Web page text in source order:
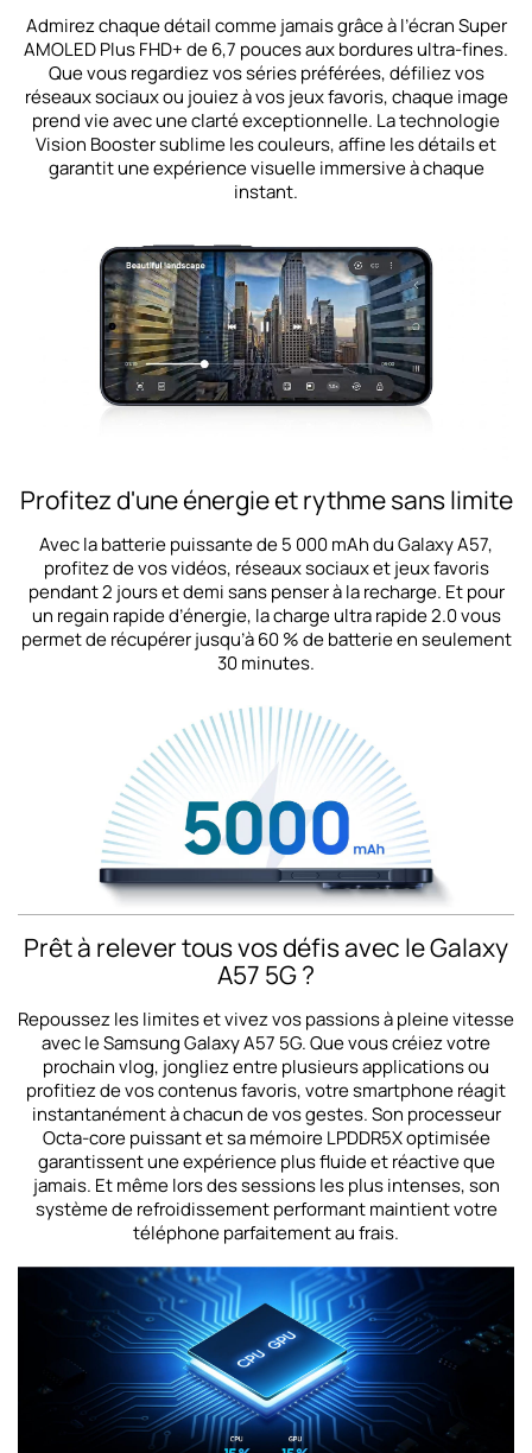
Admirez chaque détail comme jamais grâce à l’écran Super
AMOLED Plus FHD+ de 6,7 pouces aux bordures ultra-fines.
Que vous regardiez vos séries préférées, défiliez vos
réseaux sociaux ou jouiez à vos jeux favoris, chaque image
prend vie avec une clarté exceptionnelle. La technologie
Vision Booster sublime les couleurs, affine les détails et
garantit une expérience visuelle immersive à chaque
instant.
Profitez d'une énergie et rythme sans limite
Avec la batterie puissante de 5 000 mAh du Galaxy A57,
profitez de vos vidéos, réseaux sociaux et jeux favoris
pendant 2 jours et demi sans penser à la recharge. Et pour
un regain rapide d’énergie, la charge ultra rapide 2.0 vous
permet de récupérer jusqu’à 60 % de batterie en seulement
30 minutes.
Prêt à relever tous vos défis avec le Galaxy
A57 5G ?
Repoussez les limites et vivez vos passions à pleine vitesse
avec le Samsung Galaxy A57 5G. Que vous créiez votre
prochain vlog, jongliez entre plusieurs applications ou
profitiez de vos contenus favoris, votre smartphone réagit
instantanément à chacun de vos gestes. Son processeur
Octa-core puissant et sa mémoire LPDDR5X optimisée
garantissent une expérience plus fluide et réactive que
jamais. Et même lors des sessions les plus intenses, son
système de refroidissement performant maintient votre
téléphone parfaitement au frais.